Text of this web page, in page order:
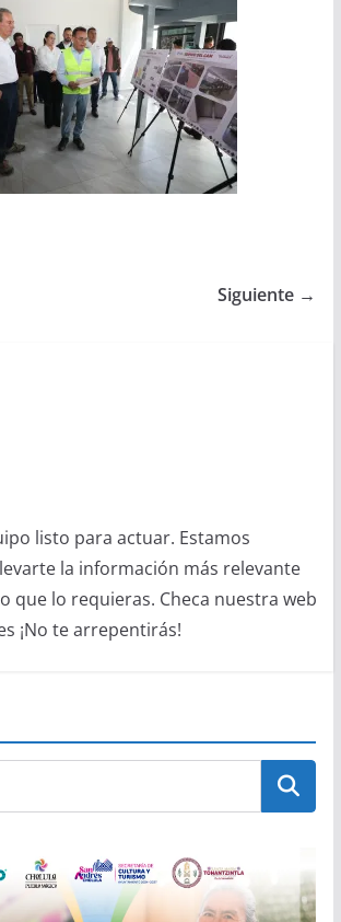
Siguiente →
listo para actuar. Estamos
la información más relevante
que lo requieras. Checa nuestra web
¡No te arrepentirás!